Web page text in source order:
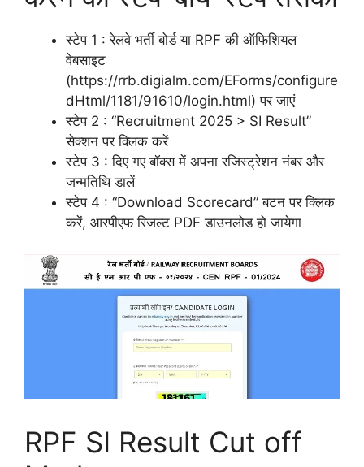
स्टेप 1 : रेलवे भर्ती बोर्ड या RPF की ऑफिशियल
वेबसाइट
(https://rrb.digialm.com/EForms/configure
dHtml/1181/91610/login.html) पर जाएं
स्टेप 2 : “Recruitment 2025 > SI Result”
सेक्शन पर क्लिक करें
स्टेप 3 : दिए गए बॉक्स में अपना रजिस्ट्रेशन नंबर और
जन्मतिथि डालें
स्टेप 4 : “Download Scorecard” बटन पर क्लिक
करें, आरपीएफ रिजल्ट PDF डाउनलोड हो जायेगा
RPF SI Result Cut off